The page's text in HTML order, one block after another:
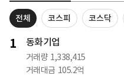
전체 코스피 코스닥
1 동화기업
거래량 1,338,415
거래대금 105.2억